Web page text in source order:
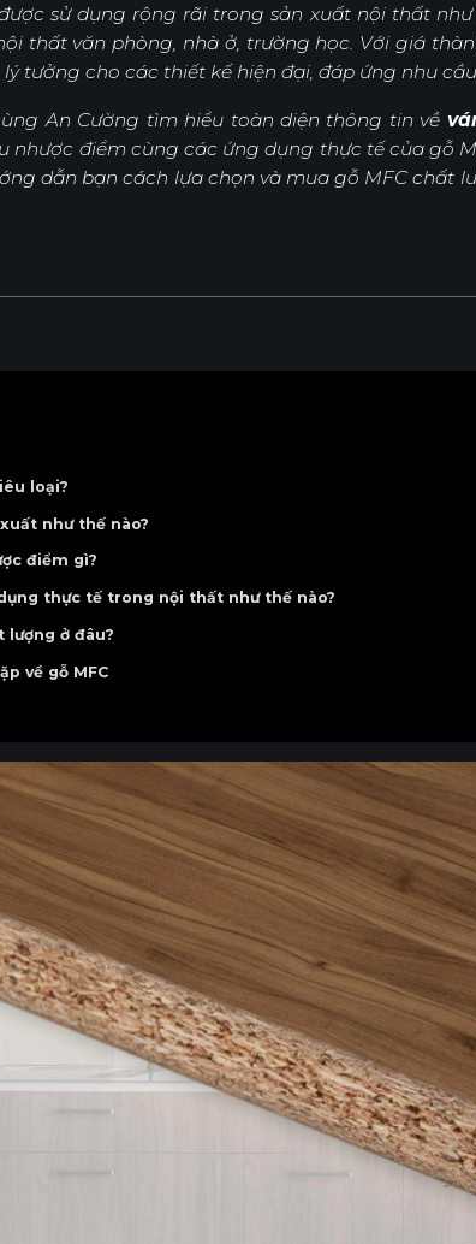
sử dụng rộng rãi trong sản xuất nội thất
thất văn phòng, nhà ở, trường học. Với giá
lý tưởng cho các thiết kế hiện đại, đáp ứng nhu
An Cường tìm hiểu toàn diện thông tin về
nhược điểm cùng các ứng dụng thực tế của gỗ
dẫn bạn cách lựa chọn và mua gỗ MFC chất
loại?
công dụng
kích thước
như thế nào?
điểm gì?
dụng thực tế trong nội thất như thế nào?
lượng ở đâu?
về gỗ MFC
sức khỏe không?
Nội Dung Khác